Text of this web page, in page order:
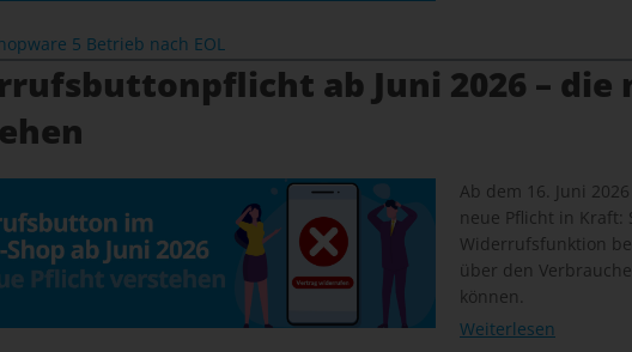
5 Betrieb nach EOL
ab Juni 2026 – die
Ab dem 16. Juni
neue Pflicht in Kraft:
Widerrufsfunktion
über den
können.
Weiterlesen